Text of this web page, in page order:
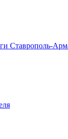
Ставрополь-